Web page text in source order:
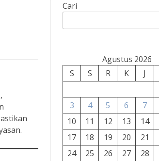
Cari
Agustus 2026
S
S R K J
3
4 5 6 7
10
11 12 13 14
17
18 19 20 21
24
25 26 27 28